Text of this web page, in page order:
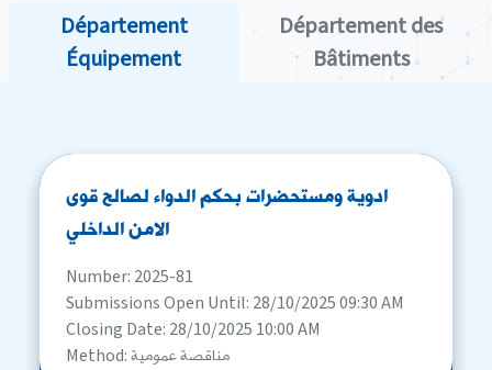
Département
Équipement
Département des
Bâtiments
ادوية ومستحضرات بحكم الدواء لصالح قوى
الامن الداخلي
Number: 2025-81
Submissions Open Until: 28/10/2025 09:30 AM
Closing Date: 28/10/2025 10:00 AM
Method: مناقصة عمومية